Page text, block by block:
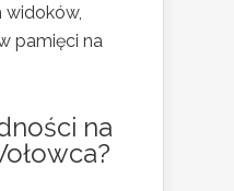
widoków,
pamięci na
na